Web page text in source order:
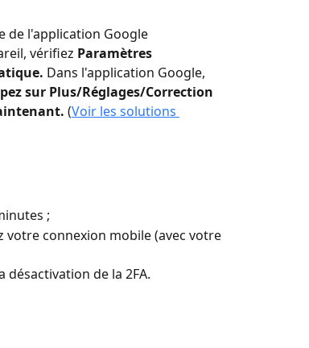
de l'application Google
vérifiez Paramètres
Dans l'application Google,
sur Plus/Réglages/Correction
(Voir les solutions
;
votre connexion mobile (avec votre
désactivation de la 2FA.